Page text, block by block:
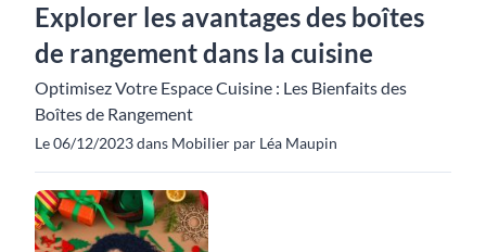
Explorer les avantages des boîtes
de rangement dans la cuisine
Optimisez Votre Espace Cuisine : Les Bienfaits des
Boîtes de Rangement
Le 06/12/2023 dans Mobilier par Léa Maupin